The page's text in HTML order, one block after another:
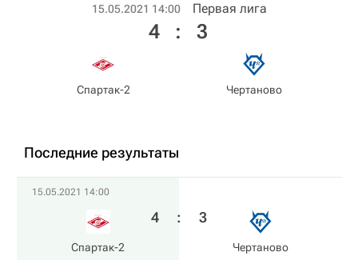
15.05.2021 14:00 Первая лига
Спартак-2
4 : 3
Чертаново
Последние результаты
15.05.2021 14:00
Спартак-2
4 : 3
Чертаново